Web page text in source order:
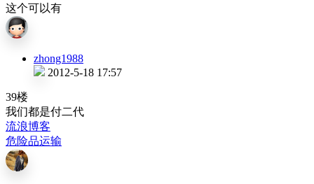
这个可以有
zhong1988
2012-5-18 17:57
39楼
我们都是付二代
流浪博客
危险品运输